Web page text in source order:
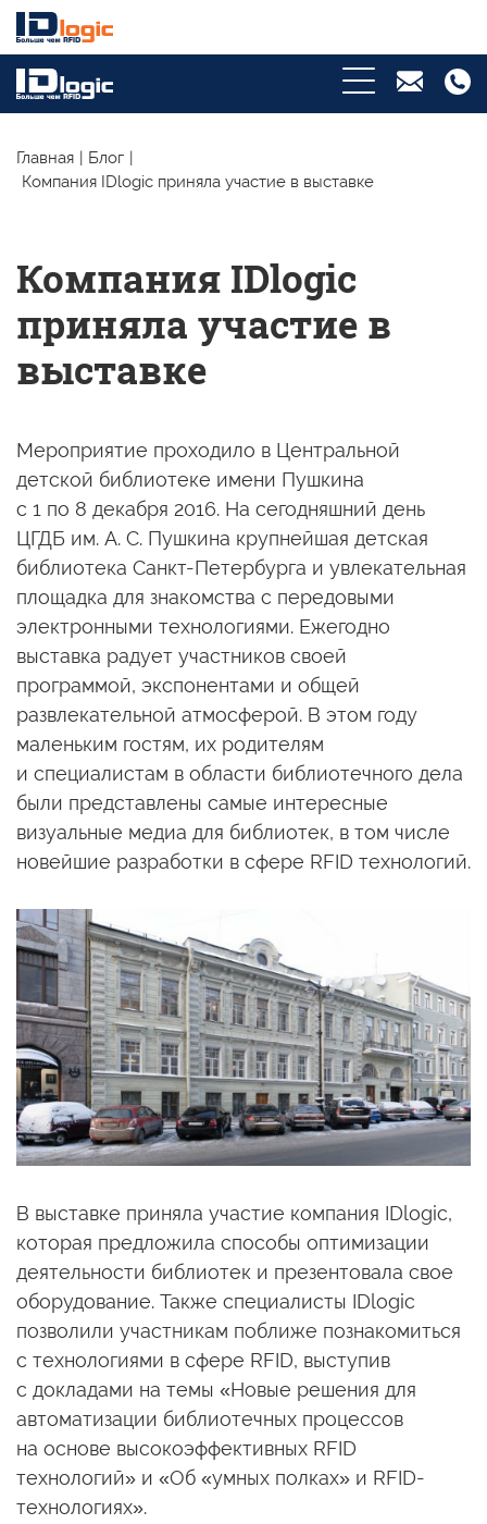
Главная | Блог |
Компания IDlogic приняла участие в выставке
Компания IDlogic
приняла участие в
выставке
Мероприятие проходило в Центральной
детской библиотеке имени Пушкина
с 1 по 8 декабря 2016. На сегодняшний день
ЦГДБ им. А. С. Пушкина крупнейшая детская
библиотека Санкт-Петербурга и увлекательная
площадка для знакомства с передовыми
электронными технологиями. Ежегодно
выставка радует участников своей
программой, экспонентами и общей
развлекательной атмосферой. В этом году
маленьким гостям, их родителям
и специалистам в области библиотечного дела
были представлены самые интересные
визуальные медиа для библиотек, в том числе
новейшие разработки в сфере RFID технологий.
В выставке приняла участие компания IDlogic,
которая предложила способы оптимизации
деятельности библиотек и презентовала свое
оборудование. Также специалисты IDlogic
позволили участникам поближе познакомиться
с технологиями в сфере RFID, выступив
с докладами на темы «Новые решения для
автоматизации библиотечных процессов
на основе высокоэффективных RFID
технологий» и «Об «умных полках» и RFID-
технологиях».